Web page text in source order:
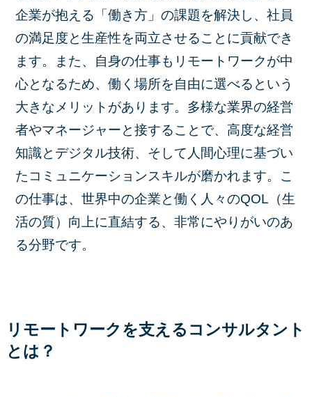
企業が抱える「働き方」の課題を解決し、社員
の満足度と生産性を両立させることに貢献でき
ます。また、自身の仕事もリモートワークが中
心となるため、働く場所を自由に選べるという
大きなメリットがあります。多様な業界の経営
者やマネージャーと接することで、高度な経営
知識とデジタル技術、そして人間心理に基づい
たコミュニケーションスキルが磨かれます。こ
の仕事は、世界中の企業と働く人々のQOL（生
活の質）向上に直結する、非常にやりがいのあ
る分野です。
リモートワークを支えるコンサルタント
とは？